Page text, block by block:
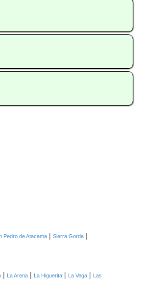
Pedro de Atacama | Sierra Gorda |
| La Arena | La Higuerita | La Vega | Las